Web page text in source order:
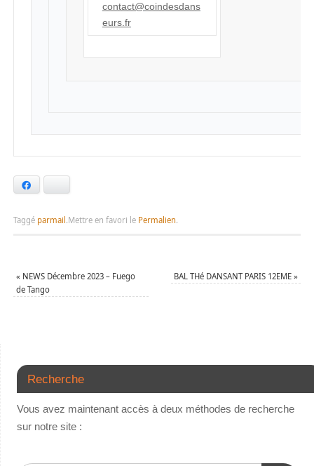
contact@coindesdans
eurs.fr
Taggé parmail .Mettre en favori le Permalien.
« NEWS Décembre 2023 – Fuego
de Tango
BAL THé DANSANT PARIS 12EME»
Recherche
Vous avez maintenant accès à deux méthodes de recherche
sur notre site :